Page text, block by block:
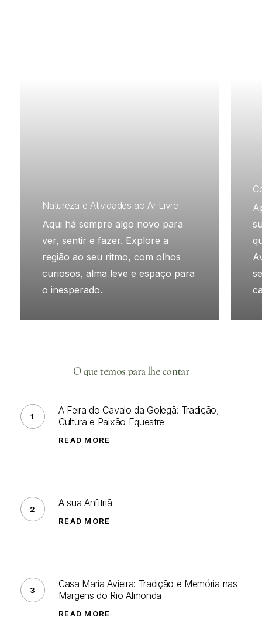
Natureza e Atividades ao Ar Livre
Aqui há sempre algo novo para
ver, sentir e fazer. Explore a
região ao seu ritmo, com olhos
curiosos, alma leve e espaço para
o inesperado.
O quetemosparalhe contar
Feira
do
Golegã:
Cultura
e
Equestre
A Feira do Cavalo da Golegã: Tradição,
Cultura e Paixão Equestre
READ MORE
sua
Anfitriã
A sua Anfitriã
READ MORE
Maria
Avieira:
Casa Maria Avieira: Tradição e Memória nas
Margens do Rio Almonda
READ MORE